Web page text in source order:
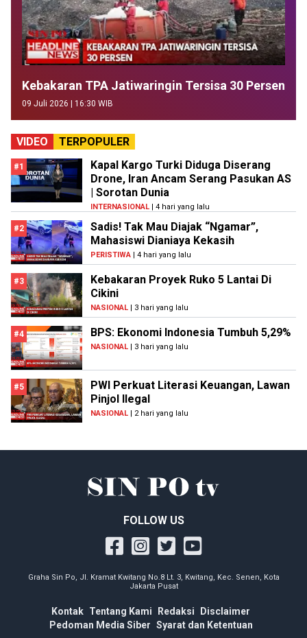
Kebakaran TPA Jatiwaringin Tersisa 30 Persen
09 Juli 2026 | 16:30 WIB
VIDEO TERPOPULER
#1
Kapal Kargo Turki Diduga Diserang
Drone, Iran Ancam Serang Pasukan AS
| Sorotan Dunia
INTERNASIONAL | 4 hari yang lalu
#2
Sadis! Tak Mau Diajak “Ngamar”,
Mahasiswi Dianiaya Kekasih
PERISTIWA | 4 hari yang lalu
#3
Kebakaran Proyek Ruko 5 Lantai Di
Cikini
NASIONAL | 3 hari yang lalu
#4 BPS: Ekonomi Indonesia Tumbuh 5,29%
NASIONAL | 3 hari yang lalu
#5
PWI Perkuat Literasi Keuangan, Lawan
Pinjol Ilegal
NASIONAL | 2 hari yang lalu
FOLLOW US
Graha Sin Po, Jl. Kramat Kwitang No.8 Lt. 3, Kwitang, Kec. Senen, Kota
Jakarta Pusat
Kontak Tentang Kami Redaksi
Disclaimer
Pedoman Media Siber Syarat dan Ketentuan